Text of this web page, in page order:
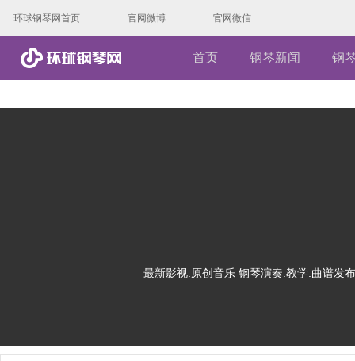
环球钢琴网首页 官网微博 官网微信
首页 钢琴新闻 钢
最新影视.原创音乐 钢琴演奏.教学.曲谱发